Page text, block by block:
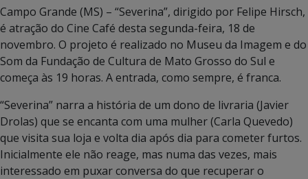
Campo Grande (MS) – “Severina”, dirigido por Felipe Hirsch,
é atração do Cine Café desta segunda-feira, 18 de
novembro. O projeto é realizado no Museu da Imagem e do
Som da Fundação de Cultura de Mato Grosso do Sul e
começa às 19 horas. A entrada, como sempre, é franca.
“Severina” narra a história de um dono de livraria (Javier
Drolas) que se encanta com uma mulher (Carla Quevedo)
que visita sua loja e volta dia após dia para cometer furtos.
Inicialmente ele não reage, mas numa das vezes, mais
interessado em puxar conversa do que recuperar o